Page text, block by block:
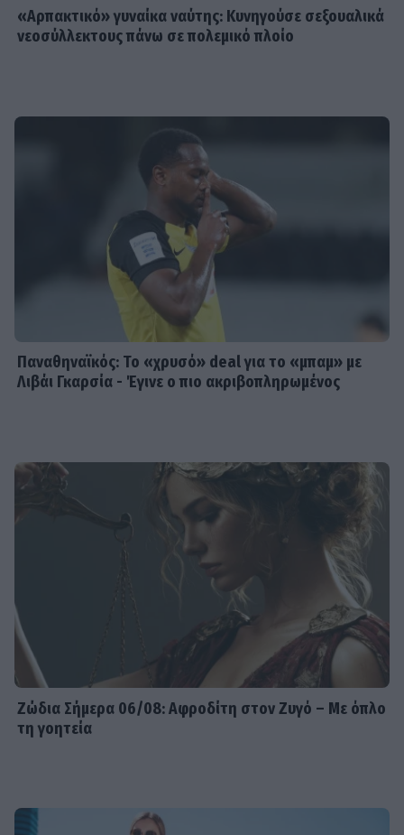
«Αρπακτικό» γυναίκα ναύτης: Κυνηγούσε σεξουαλικά
νεοσύλλεκτους πάνω σε πολεμικό πλοίο
Παναθηναϊκός: Το «χρυσό» deal για το «μπαμ» με
Λιβάι Γκαρσία - Έγινε ο πιο ακριβοπληρωμένος
Ζώδια Σήμερα 06/08: Αφροδίτη στον Ζυγό – Με όπλο
τη γοητεία